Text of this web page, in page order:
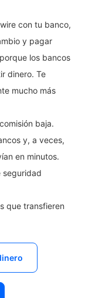
con tu banco,
y pagar
los bancos
dinero. Te
mucho más
baja.
y, a veces,
en minutos.
seguridad
que transfieren